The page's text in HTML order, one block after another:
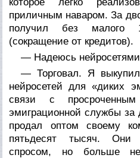
приличным наваром. За
получил без малого
(сокращение от кредитов).
— Надеюсь нейросетями
— Торговал. Я
нейросетей для «диких
связи с
эмиграционной службы за
продал оптом своему
пятьдесят тысяч. Они
спросом, но больше